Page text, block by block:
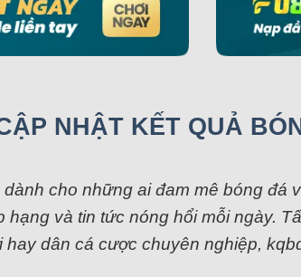
NHẬT KẾT QUẢ
cho những ai đam mê bóng đá
hạng và tin tức nóng hổi mỗi ngày.
dân cá cược chuyên nghiệp,